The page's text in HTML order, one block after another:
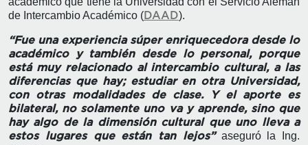
de Intercambio Académico (DAAD).
“Fue una experiencia súper enriquecedora desde lo
académico y también desde lo personal, porque
está muy relacionado al intercambio cultural, a las
diferencias que hay; estudiar en otra Universidad,
con otras modalidades de clase. Y el aporte es
bilateral, no solamente uno va y aprende, sino que
hay algo de la dimensión cultural que uno lleva a
estos lugares que están tan lejos”aseguró la Ing.